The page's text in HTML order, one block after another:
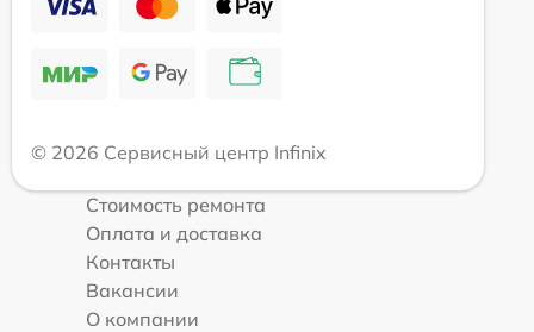
© 2026 Сервисный центр Infinix
Стоимость ремонта
Оплата и доставка
Контакты
Вакансии
О компании